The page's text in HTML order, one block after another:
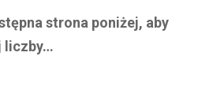
strona poniżej, aby
liczby…